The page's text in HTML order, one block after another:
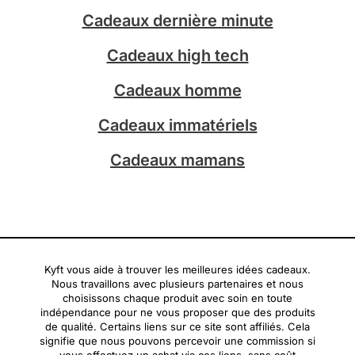
r
a
m
Cadeaux dernière minute
Cadeaux high tech
Cadeaux homme
Cadeaux immatériels
Cadeaux mamans
Kyft vous aide à trouver les meilleures idées cadeaux.
Nous travaillons avec plusieurs partenaires et nous
choisissons chaque produit avec soin en toute
indépendance pour ne vous proposer que des produits
de qualité. Certains liens sur ce site sont affiliés. Cela
signifie que nous pouvons percevoir une commission si